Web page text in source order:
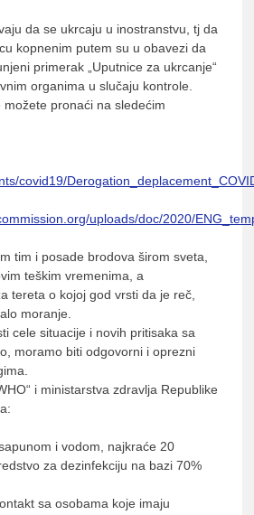
da se ukrcaju u inostranstvu, tj da
kopnenim putem su u obavezi da
primerak „Uputnice za ukrcanje“
organima u slučaju kontrole.
pronaći na sledećim
covid19/
uploads/doc/2020/
tim i posade brodova širom sveta,
teškim vremenima, a
tereta o kojoj god vrsti da je reč,
moranje.
cele situacije i novih pritisaka sa
moramo biti odgovorni i oprezni
i ministarstva zdravlja Republike
i vodom, najkraće 20
za dezinfekciju na bazi 70%
sa osobama koje imaju